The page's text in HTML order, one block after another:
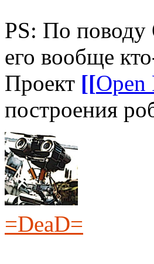
PS: По поводу
его вообще
Проект [[Open
построения
=DeaD=